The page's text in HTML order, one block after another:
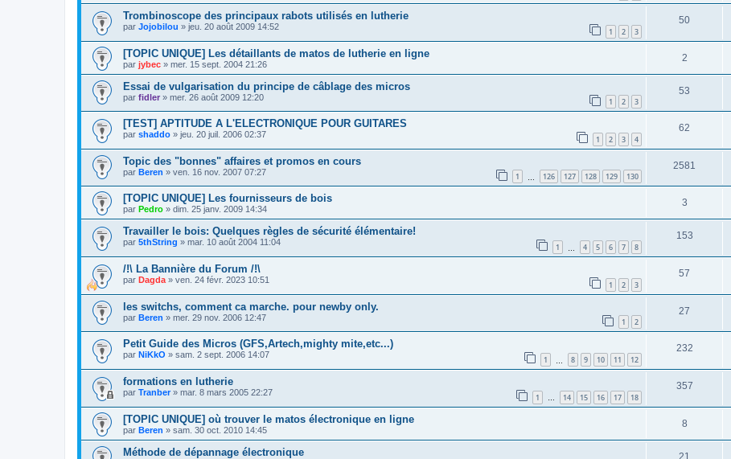
Trombinoscope des principaux rabots utilisés en lutherie
par Jojobilou » jeu. 20 août 2009 14:52 1 2 3
50
[TOPIC UNIQUE] Les détaillants de matos de lutherie en ligne
par jybec » mer. 15 sept. 2004 21:26
2
Essai de vulgarisation du principe de câblage des micros
par fidler » mer. 26 août 2009 12:20 1 2 3
53
[TEST] APTITUDE A L'ELECTRONIQUE POUR GUITARES
par shaddo » jeu. 20 juil. 2006 02:37 1 2 3 4
62
Topic des "bonnes" affaires et promos en cours
par Beren » ven. 16 nov. 2007 07:27 1 126 127 128 129 130
2581
[TOPIC UNIQUE] Les fournisseurs de bois
par Pedro » dim. 25 janv. 2009 14:34
3
Travailler le bois: Quelques règles de sécurité élémentaire!
par 5thString » mar. 10 août 2004 11:04 1 4 5 6 7 8
153
/!\ La Bannière du Forum /!\
par Dagda » ven. 24 févr. 2023 10:51 1 2 3
57
les switchs, comment ca marche. pour newby only.
par Beren » mer. 29 nov. 2006 12:47 1 2
27
Petit Guide des Micros (GFS,Artech,mighty mite,etc...)
par NiKkO » sam. 2 sept. 2006 14:07 1 8 9 10 11 12
232
formations en lutherie
par Tranber » mar. 8 mars 2005 22:27 1 … 14 15 16 17 18
357
[TOPIC UNIQUE] où trouver le matos électronique en ligne
par Beren » sam. 30 oct. 2010 14:45
8
Méthode de dépannage électronique 21